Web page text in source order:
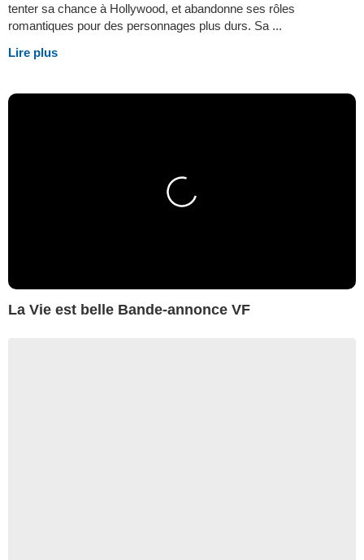
tenter sa chance à Hollywood, et abandonne ses rôles
romantiques pour des personnages plus durs. Sa ...
Lire plus
La Vie est belle Bande-annonce VF